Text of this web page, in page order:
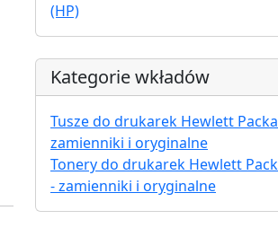
(HP)
Kategorie wkładów
Tusze do drukarek Hewlett
zamienniki i oryginalne
Tonery do drukarek Hewlett
- zamienniki i oryginalne